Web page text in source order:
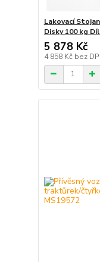
Lakovací
Disky 100 kg
5 878 Kč
4 858 Kč bez